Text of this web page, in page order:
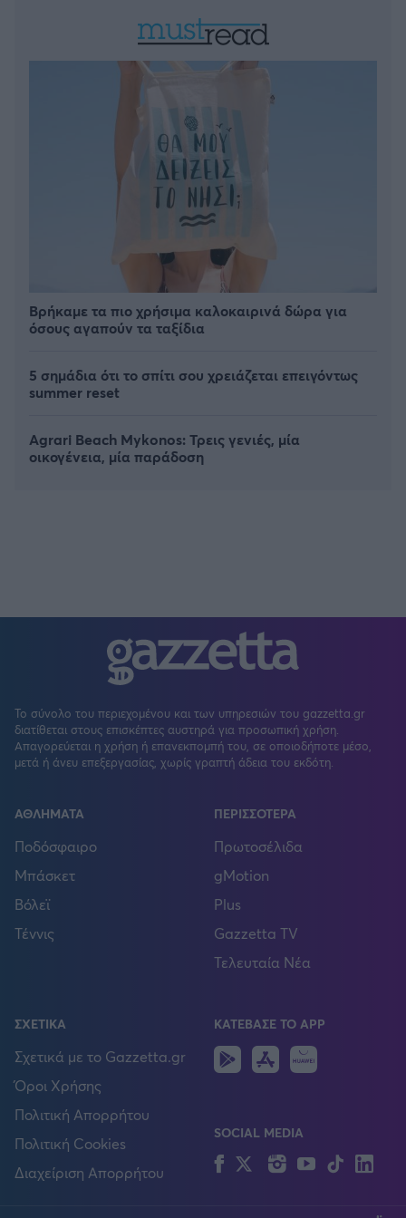
Βρήκαμε τα πιο χρήσιμα καλοκαιρινά δώρα για
όσους αγαπούν τα ταξίδια
5 σημάδια ότι το σπίτι σου χρειάζεται επειγόντως
summer reset
Agrari Beach Mykonos: Τρεις γενιές, μία
οικογένεια, μία παράδοση
Το σύνολο του περιεχομένου και των υπηρεσιών του gazzetta.gr
διατίθεται στους επισκέπτες αυστηρά για προσωπική χρήση.
Απαγορεύεται η χρήση ή επανεκπομπή του, σε οποιοδήποτε μέσο,
μετά ή άνευ επεξεργασίας, χωρίς γραπτή άδεια του εκδότη.
ΑΘΛΗΜΑΤΑ
Ποδόσφαιρο
Μπάσκετ
Βόλεϊ
Τέννις
ΠΕΡΙΣΣΟΤΕΡΑ
Πρωτοσέλιδα
gMotion
Plus
Gazzetta TV
Τελευταία Νέα
ΣΧΕΤΙΚΑ
Σχετικά με το Gazzetta.gr
Όροι Χρήσης
Πολιτική Απορρήτου
Πολιτική Cookies
Διαχείριση Απορρήτου
ΚΑΤΕΒΑΣΕ ΤΟ APP
Android
IOS
SOCIAL MEDIA
FacebookTwitterInstagram
YouTubeTikTok